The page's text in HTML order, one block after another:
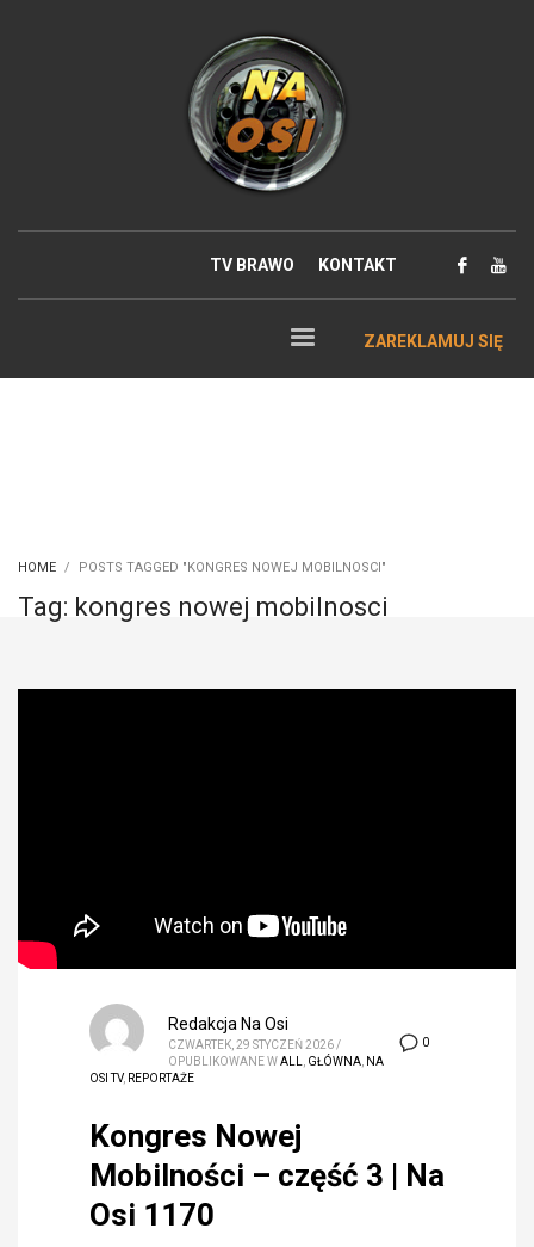
TV BRAWO KONTAKT
ZAREKLAMUJ SIĘ
HOME POSTS TAGGED "KONGRES NOWEJ MOBILNOSCI"
Tag: kongres nowej mobilnosci
0
Redakcja Na Osi
CZWARTEK, 29 STYCZEŃ 2026/
OPUBLIKOWANE WALL, GŁÓWNA, NA
OSI TV, REPORTAŻE
Kongres Nowej
Mobilności – część 3 | Na
Osi 1170